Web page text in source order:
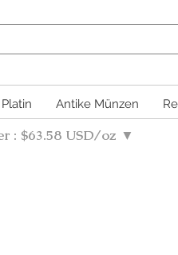
Platin Antike Münzen
: $63.58 USD/oz ▼